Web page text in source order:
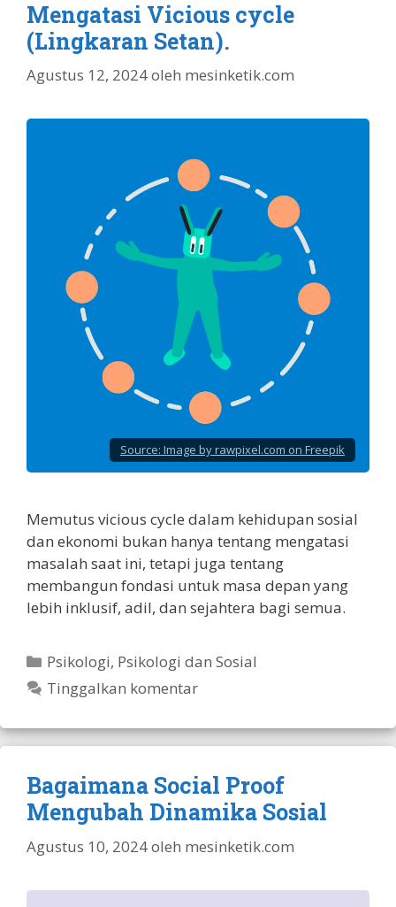
Mengatasi Vicious cycle
(Lingkaran Setan).
Agustus 12, 2024oleh mesinketik.com
Source: Image by rawpixel.com on Freepik
Memutus vicious cycle dalam kehidupan sosial
dan ekonomi bukan hanya tentang mengatasi
masalah saat ini, tetapi juga tentang
membangun fondasi untuk masa depan yang
lebih inklusif, adil, dan sejahtera bagi semua.
Kategori
Psikologi, Psikologi dan Sosial
Tinggalkan komentar
Bagaimana Social Proof
Mengubah Dinamika Sosial
Agustus 10, 2024oleh mesinketik.com